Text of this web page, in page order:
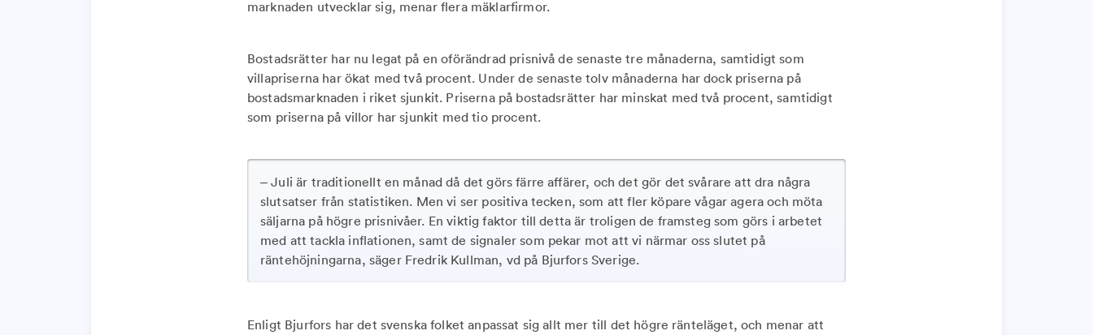
marknaden utvecklar sig, menar flera mäklarfirmor.
Bostadsrätter har nu legat på en oförändrad prisnivå de senaste tre månaderna, samtidigt som
villapriserna har ökat med två procent. Under de senaste tolv månaderna har dock priserna på
bostadsmarknaden i riket sjunkit. Priserna på bostadsrätter har minskat med två procent, samtidigt
som priserna på villor har sjunkit med tio procent.
– Juli är traditionellt en månad då det görs färre affärer, och det gör det svårare att dra några
slutsatser från statistiken. Men vi ser positiva tecken, som att fler köpare vågar agera och möta
säljarna på högre prisnivåer. En viktig faktor till detta är troligen de framsteg som görs i arbetet
med att tackla inflationen, samt de signaler som pekar mot att vi närmar oss slutet på
räntehöjningarna, säger Fredrik Kullman, vd på Bjurfors Sverige.
Enligt Bjurfors har det svenska folket anpassat sig allt mer till det högre ränteläget, och menar att